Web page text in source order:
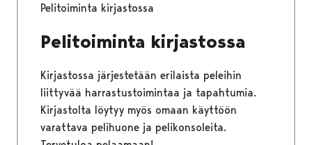
Pelitoiminta kirjastossa
Pelitoiminta kirjastossa
Kirjastossa järjestetään erilaista peleihin
liittyvää harrastustoimintaa ja tapahtumia.
Kirjastolta löytyy myös omaan käyttöön
varattava pelihuone ja pelikonsoleita.